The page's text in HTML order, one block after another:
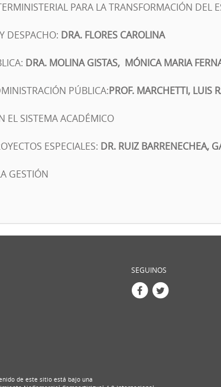
PARA LA TRANSFORMACIÓN DEL
DESPACHO: DRA. FLORES CAROLINA
DRA. MOLINA GISTAS, MÓNICA MARIA
PÚBLICA:PROF. MARCHETTI, LUIS
EL SISTEMA ACADÉMICO
ESPECIALES: DR. RUIZ BARRENECHEA,
GESTIÓN
SEGUINOS
de este sitio está bajo una